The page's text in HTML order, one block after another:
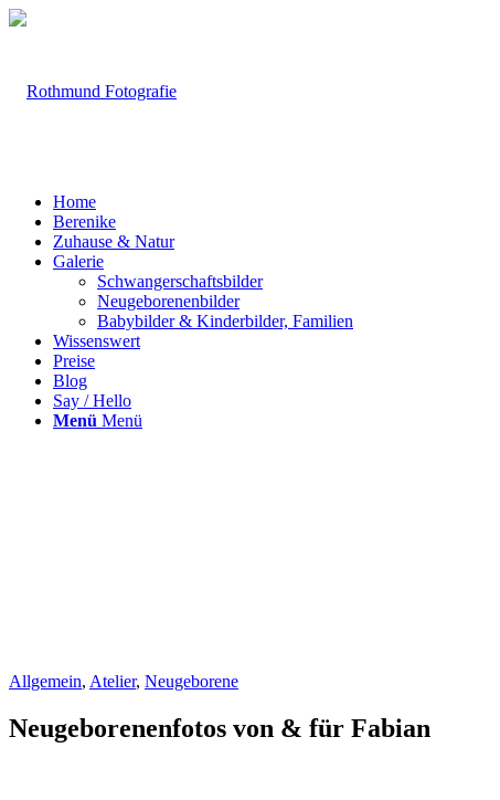
Home
Berenike
Zuhause & Natur
Galerie
Schwangerschaftsbilder
Neugeborenenbilder
Babybilder & Kinderbilder, Familien
Wissenswert
Preise
Blog
Say / Hello
Menü Menü
Allgemein, Atelier, Neugeborene
Neugeborenenfotos von & für Fabian